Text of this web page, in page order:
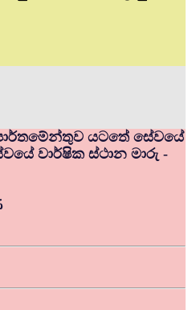
යටතේ සේවයේ
වාර්ෂික ස්ථාන මාරු -